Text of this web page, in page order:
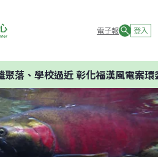
電子報 登入
校過近 彰化福漢風電案環委建議